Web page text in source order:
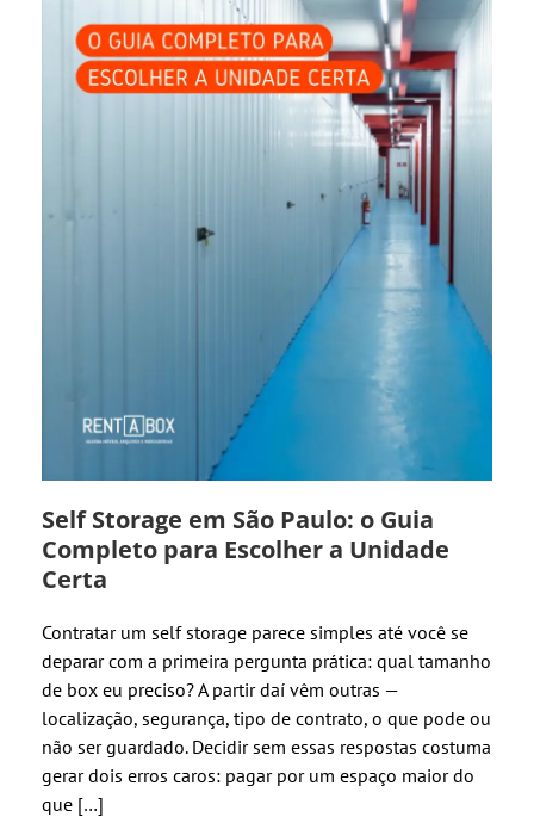
Self Storage em São Paulo: o Guia
Completo para Escolher a Unidade
Certa
Contratar um self storage parece simples até você se
deparar com a primeira pergunta prática: qual tamanho
de box eu preciso? A partir daí vêm outras —
localização, segurança, tipo de contrato, o que pode ou
não ser guardado. Decidir sem essas respostas costuma
gerar dois erros caros: pagar por um espaço maior do
que […]